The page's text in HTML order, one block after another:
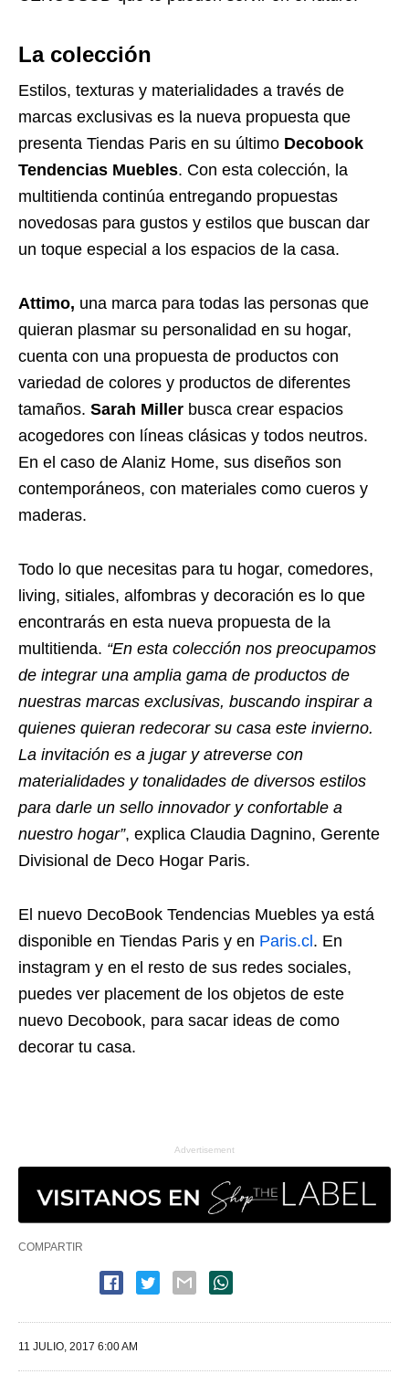
La colección
Estilos, texturas y materialidades a través de
marcas exclusivas es la nueva propuesta que
presenta Tiendas Paris en su último Decobook
Tendencias Muebles. Con esta colección, la
multitienda continúa entregando propuestas
novedosas para gustos y estilos que buscan dar
un toque especial a los espacios de la casa.
Attimo, una marca para todas las personas que
quieran plasmar su personalidad en su hogar,
cuenta con una propuesta de productos con
variedad de colores y productos de diferentes
tamaños. Sarah Miller busca crear espacios
acogedores con líneas clásicas y todos neutros.
En el caso de Alaniz Home, sus diseños son
contemporáneos, con materiales como cueros y
maderas.
Todo lo que necesitas para tu hogar, comedores,
living, sitiales, alfombras y decoración es lo que
encontrarás en esta nueva propuesta de la
multitienda. “En esta colección nos preocupamos
de integrar una amplia gama de productos de
nuestras marcas exclusivas, buscando inspirar a
quienes quieran redecorar su casa este invierno.
La invitación es a jugar y atreverse con
materialidades y tonalidades de diversos estilos
para darle un sello innovador y confortable a
nuestro hogar”, explica Claudia Dagnino, Gerente
Divisional de Deco Hogar Paris.
El nuevo DecoBook Tendencias Muebles ya está
disponible en Tiendas Paris y en Paris.cl. En
instagram y en el resto de sus redes sociales,
puedes ver placement de los objetos de este
nuevo Decobook, para sacar ideas de como
decorar tu casa.
Advertisement
COMPARTIR
11 JULIO, 2017 6:00 AM